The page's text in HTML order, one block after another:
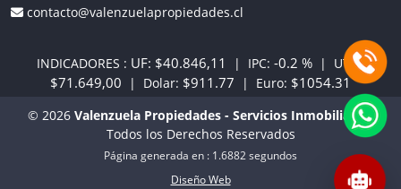
contacto@valenzuelapropiedades.cl
INDICADORES : UF: $40.846,11 | IPC: -0.2 %| UTM:
$71.649,00 | Dolar: $911.77 | Euro: $1054.31
© 2026 Valenzuela Propiedades - Servicios Inmobiliarios
Todos los Derechos Reservados
Página generada en : 1.6882 segundos
Diseño Web
🏡